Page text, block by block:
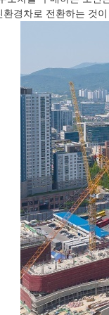
환경차로 전환하는 것